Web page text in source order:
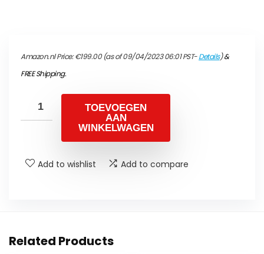
Amazon.nl Price:€199.00(as of 09/04/2023 06:01 PST-Details)&
FREE Shipping.
TOEVOEGEN
AAN
WINKELWAGEN
Add to wishlist Add to compare
Related Products